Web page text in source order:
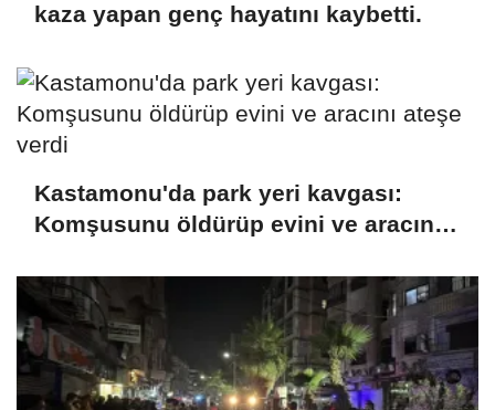
kaza yapan genç hayatını kaybetti.
Kastamonu'da park yeri kavgası:
Komşusunu öldürüp evini ve aracını